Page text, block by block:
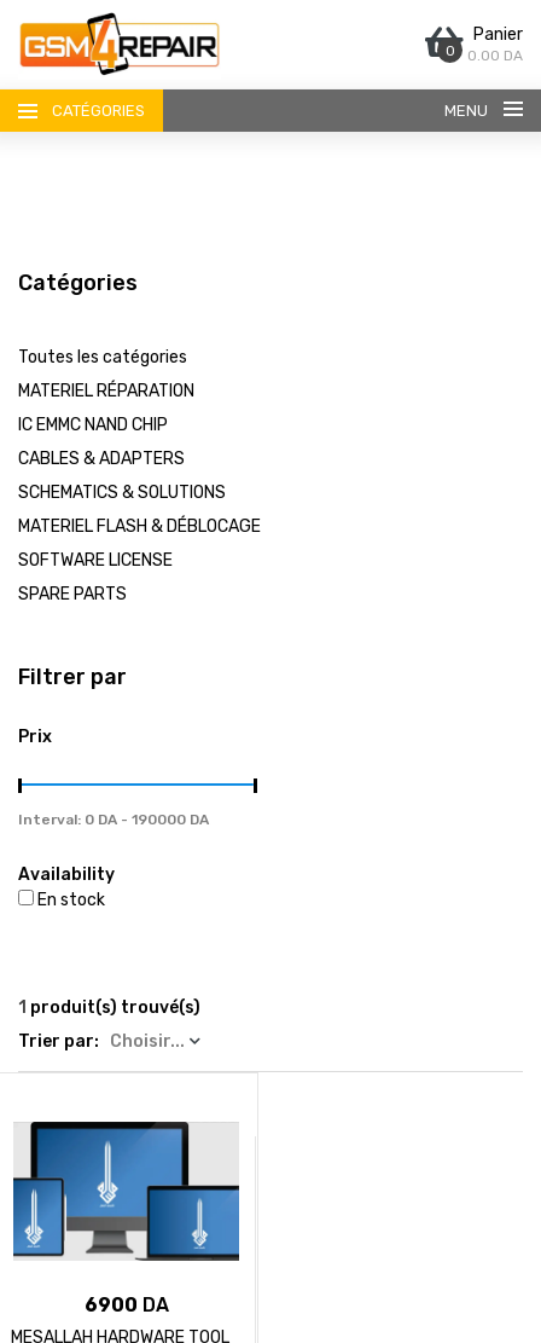
0
Panier
0.00 DA
CATÉGORIES MENU
BOUTIQUE
العربية
gsm4repair@gmail.com
Catégories
Toutes les catégories
MATERIEL RÉPARATION
IC EMMC NAND CHIP
CABLES & ADAPTERS
SCHEMATICS & SOLUTIONS
MATERIEL FLASH & DÉBLOCAGE
SOFTWARE LICENSE
SPARE PARTS
Filtrer par
Prix
Interval:
Availability
En stock
1 produit(s) trouvé(s)
Trier par:
Choisir...
6900 DA
MESALLAH HARDWARE TOOL